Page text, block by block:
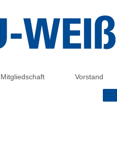
Mitgliedschaft Vorstand